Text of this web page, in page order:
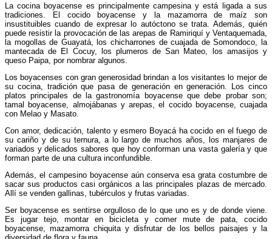
La cocina boyacense es principalmente campesina y está ligada a sus
tradiciones. El cocido boyacense y la mazamorra de maíz son
insustituibles cuando de expresar lo autóctono se trata. Además, quién
puede resistir la provocación de las arepas de Ramiriquí y Ventaquemada,
la mogollas de Guayatá, los chicharrones de cuajada de Somondoco, la
mantecada de El Cocuy, los plumeros de San Mateo, los amasijos y
queso Paipa, por nombrar algunos.
Los boyacenses con gran generosidad brindan a los visitantes lo mejor de
su cocina, tradición que pasa de generación en generación. Los cinco
platos principales de la gastronomía boyacense que debe probar son;
tamal boyacense, almojábanas y arepas, el cocido boyacense, cuajada
con Melao y Masato.
Con amor, dedicación, talento y esmero Boyacá ha cocido en el fuego de
su cariño y de su ternura, a lo largo de muchos años, los manjares de
variados y delicados sabores que hoy conforman una vasta galería y que
forman parte de una cultura inconfundible.
Además, el campesino boyacense aún conserva esa grata costumbre de
sacar sus productos casi orgánicos a las principales plazas de mercado.
Allí se venden gallinas, tubérculos y frutas variadas.
Ser boyacense es sentirse orgulloso de lo que uno es y de donde viene.
Es jugar tejo, montar en bicicleta y comer mute de pata, cocido
boyacense, mazamorra chiquita y disfrutar de los bellos paisajes y la